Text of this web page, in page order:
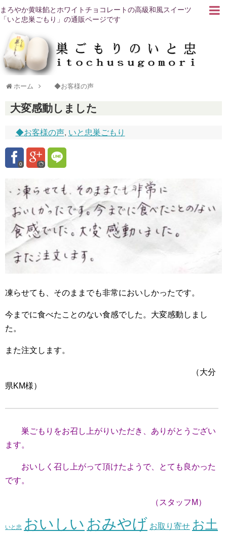
まろやか黄味餡とホワイトチョコレートの高級和風スイーツ
「いと忠巣ごもり」の通販ページです
ホーム ◆お客様の声
大変感動しました
◆お客様の声, いと忠巣ごもり
0
凍らせても、そのままでも非常においしかったです。
今までに食べたことのない食感でした。大変感動しまし
た。
また注文します。
（大分
県KM様）
巣ごもりをお召し上がりいただき、ありがとうござい
ます。
おいしく召し上がって頂けたようで、とても良かった
です。
（スタッフM）
いと忠 おいしい おみやげ お取り寄せ お土